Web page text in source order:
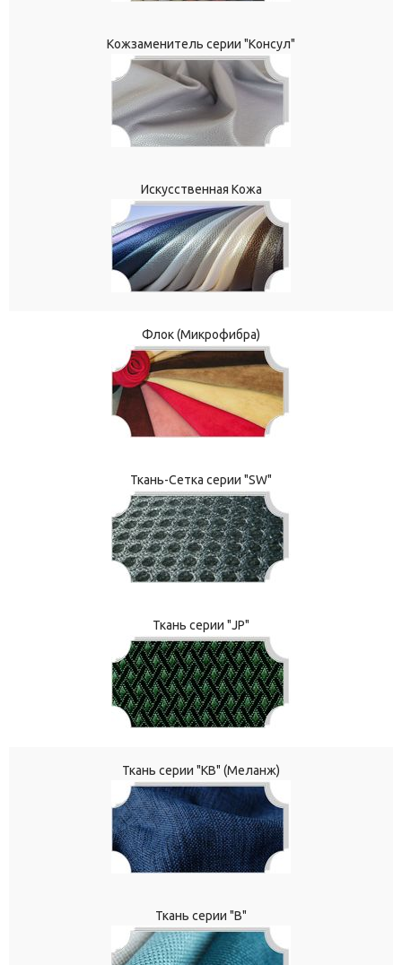
Кожзаменитель серии "Консул"
Искусственная Кожа
Флок (Микрофибра)
Ткань-Сетка серии "SW"
Ткань серии "JP"
Ткань серии "КВ" (Меланж)
Ткань серии "В"